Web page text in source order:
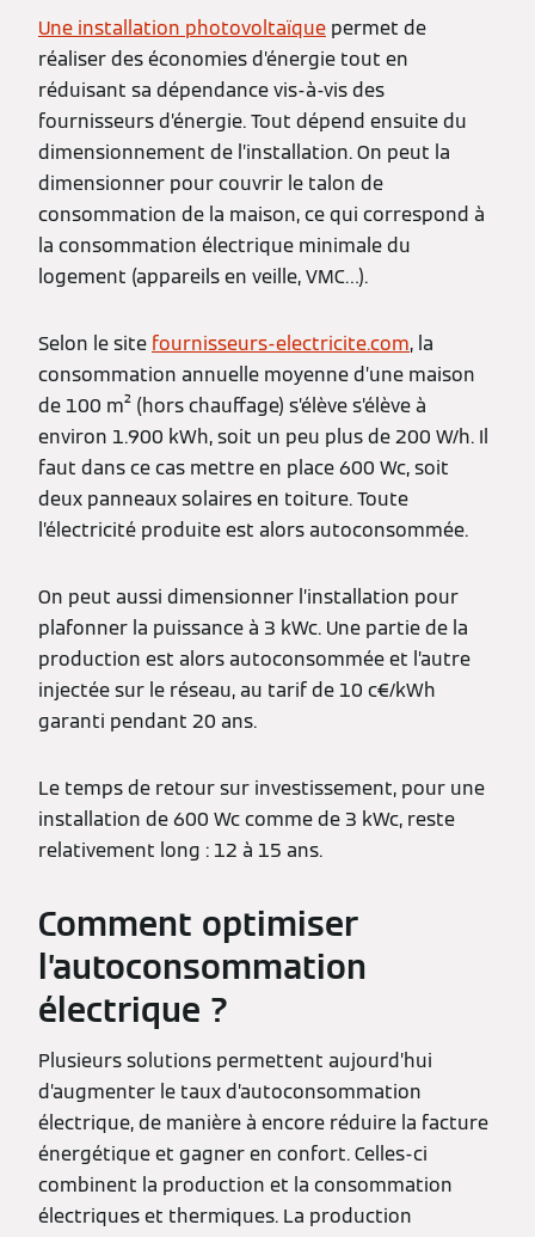
Une installation photovoltaïque permet de
réaliser des économies d’énergie tout en
réduisant sa dépendance vis-à-vis des
fournisseurs d’énergie. Tout dépend ensuite du
dimensionnement de l’installation. On peut la
dimensionner pour couvrir le talon de
consommation de la maison, ce qui correspond à
la consommation électrique minimale du
logement (appareils en veille, VMC…).
Selon le site fournisseurs-electricite.com, la
consommation annuelle moyenne d’une maison
de 100 m² (hors chauffage) s’élève s’élève à
environ 1.900 kWh, soit un peu plus de 200 W/h. Il
faut dans ce cas mettre en place 600 Wc, soit
deux panneaux solaires en toiture. Toute
l’électricité produite est alors autoconsommée.
On peut aussi dimensionner l’installation pour
plafonner la puissance à 3 kWc. Une partie de la
production est alors autoconsommée et l’autre
injectée sur le réseau, au tarif de 10 c€/kWh
garanti pendant 20 ans.
Le temps de retour sur investissement, pour une
installation de 600 Wc comme de 3 kWc, reste
relativement long : 12 à 15 ans.
Comment optimiser
l’autoconsommation
électrique ?
Plusieurs solutions permettent aujourd’hui
d’augmenter le taux d’autoconsommation
électrique, de manière à encore réduire la facture
énergétique et gagner en confort. Celles-ci
combinent la production et la consommation
électriques et thermiques. La production